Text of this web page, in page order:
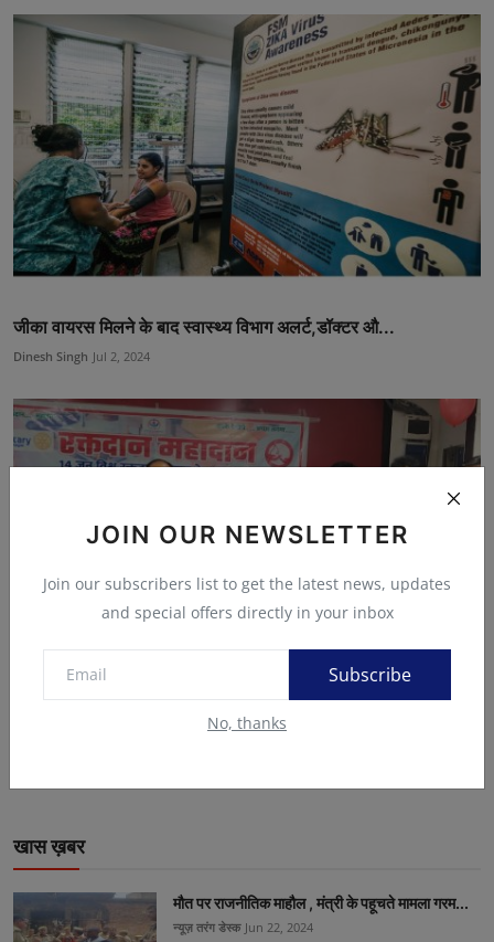
JOIN OUR NEWSLETTER
Join our subscribers list to get the latest news, updates
and special offers directly in your inbox
Subscribe
No, thanks
जीका वायरस मिलने के बाद स्वास्थ्य विभाग अलर्ट,डॉक्टर औ...
Dinesh Singh Jul 2, 2024
विश्व रक्तदाता दिवस पर 27 लोगों ने रक्तदान किया , रक्तद...
खास ख़बर
मौत पर राजनीतिक माहौल , मंत्री के पहूचते मामला गरम...
न्यूज़ तरंग डेस्क Jun 22, 2024